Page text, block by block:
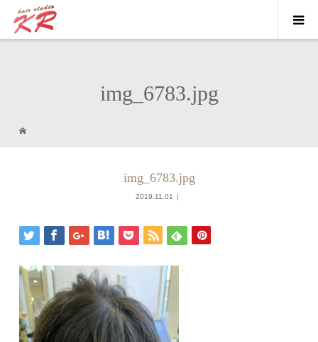
img_6783.jpg
img_6783.jpg
2019.11.01